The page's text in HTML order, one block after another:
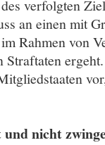
verfolgten
an einen mit
Rahmen von
nicht